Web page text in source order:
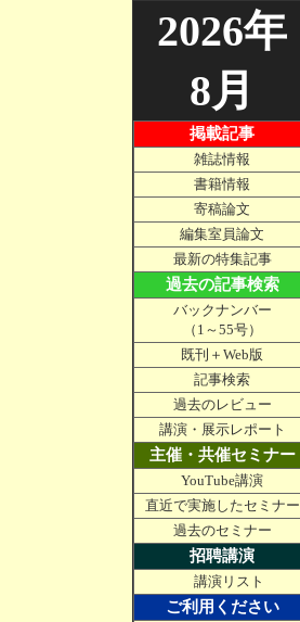
2026年
8月
掲載記事
雑誌情報
書籍情報
寄稿論文
編集室員論文
最新の特集記事
過去の記事検索
バックナンバー
（1～55号）
既刊＋Web版
記事検索
過去のレビュー
講演・展示レポート
主催・共催セミナー
YouTube講演
直近で実施したセミナー
過去のセミナー
招聘講演
講演リスト
ご利用ください